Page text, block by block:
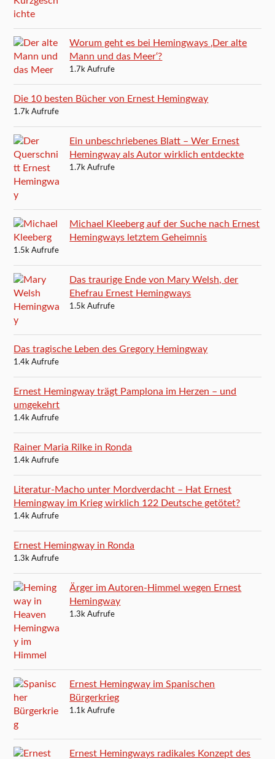
Worum geht es bei Hemingways ‚Der alte
Mann und das Meer‘?
1.7k Aufrufe
Die 10 besten Bücher von Ernest Hemingway
1.7k Aufrufe
Ein unbeschriebenes Blatt – Wer Ernest
Hemingway als Autor wirklich entdeckte
1.7k Aufrufe
Michael Kleeberg auf der Suche nach Ernest
Hemingways letztem Geheimnis
1.5k Aufrufe
Das traurige Ende von Mary Welsh, der
Ehefrau Ernest Hemingways
1.5k Aufrufe
Das tragische Leben des Gregory Hemingway
1.4k Aufrufe
Ernest Hemingway trägt Pamplona im Herzen – und
umgekehrt
1.4k Aufrufe
Rainer Maria Rilke in Ronda
1.4k Aufrufe
Literatur-Macho unter Mordverdacht – Hat Ernest
Hemingway im Krieg wirklich 122 Deutsche getötet?
1.4k Aufrufe
Ernest Hemingway in Ronda
1.3k Aufrufe
Ärger im Autoren-Himmel wegen Ernest
Hemingway
1.3k Aufrufe
Ernest Hemingway im Spanischen
Bürgerkrieg
1.1k Aufrufe
Ernest Hemingways radikales Konzept des